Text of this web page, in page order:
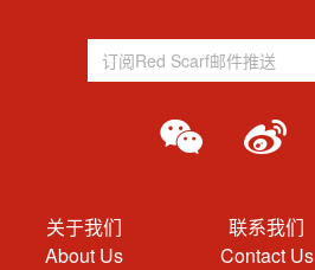
关于我们
About Us
联系我们
Contact Us